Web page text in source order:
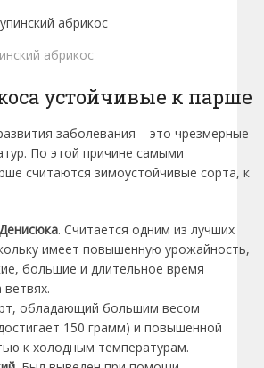
абрикос
устойчивые к парше
заболевания – это чрезмерные
По этой причине самыми
считаются зимоустойчивые сорта, к
. Считается одним из лучших
имеет повышенную урожайность,
большие и длительное время
обладающий большим весом
150 грамм) и повышенной
к холодным температурам.